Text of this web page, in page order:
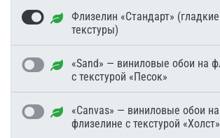
Флизелин «Стандарт»
текстуры)
«Sand» — виниловые обои на
с текстурой «Песок»
«Canvas» — виниловые обои на
флизелине с текстурой «Холст»